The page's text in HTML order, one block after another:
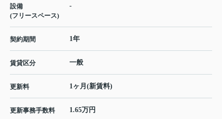
設備
(フリースペース)
-
契約期間 1年
賃貸区分 一般
更新料 1ヶ月(新賃料)
更新事務手数料 1.65万円